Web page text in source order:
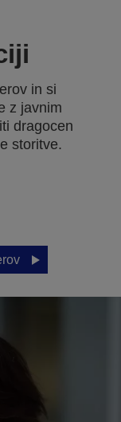
in si
z javnim
dragocen
storitve.